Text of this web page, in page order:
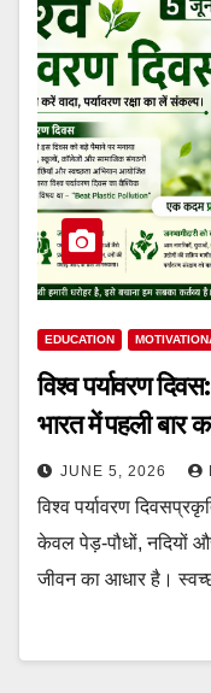
EDUCATION
विश्व पर्यावरण
भारत में पहली बार
JUNE 5, 2026
विश्व पर्यावरण
केवल पेड़-पौधों, नदियों
जीवन का आधार है।